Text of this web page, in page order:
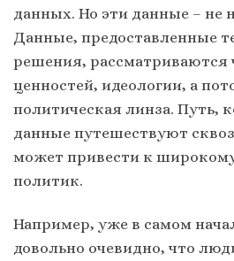
данных. Но эти данные – не
Данные, предоставленные
решения, рассматриваются
ценностей, идеологии, а
политическая линза. Путь,
данные путешествуют
может привести к
политик.
Например, уже в самом
довольно очевидно, что